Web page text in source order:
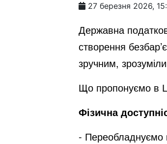
27 березня 2026,
Державна
створення
зручним,
Що пропонуємо в
Фізична
- Переобладнуємо